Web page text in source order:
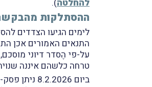
להחלטה).
ההסתלקות
לימים הגיעו הצדדים
התנאים האמורים אכן
על-פי הֶסדר דיוני
טרחה כלשהם איננה
ביום 8.2.2026 ניתן פסק-הדין (